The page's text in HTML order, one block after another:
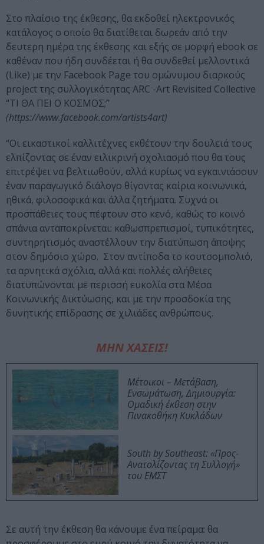
Στο πλαίσιο της έκθεσης, θα εκδοθεί ηλεκτρονικός
κατάλογος ο οποίο θα διατίθεται δωρεάν από την
δευτερη ημέρα της έκθεσης και εξής σε μορφή ebook σε
καθέναν που ήδη συνδέεται ή θα συνδεθεί μελλοντικά
(Like) με την Facebook Page του ομώνυμου διαρκούς
project της συλλογικότητας ARC -Art Revisited Collective
“ΤΙ ΘΑ ΠΕΙ Ο ΚΟΣΜΟΣ;”
(https://www.facebook.com/artists4art)
“Οι εικαστικοί καλλιτέχνες εκθέτουν την δουλειά τους
ελπίζοντας σε έναν ειλικρινή σχολιασμό που θα τους
επιτρέψει να βελτιωθούν, αλλά κυρίως να εγκαινιάσουν
έναν παραγωγικό διάλογο θίγοντας καίρια κοινωνικά,
ηθικά, φιλοσοφικά και άλλα ζητήματα. Συχνά οι
προσπάθειες τους πέφτουν στο κενό, καθώς το κοινό
σπάνια ανταποκρίνεται: καθωσπρεπισμοί, τυπικότητες,
συντηρητισμός αναστέλλουν την διατύπωση άποψης
στον δημόσιο χώρο. Στον αντίποδα το κουτσομπολιό,
τα αρνητικά σχόλια, αλλά και πολλές αλήθειες
διατυπώνονται με περισσή ευκολία στα Μέσα
Κοινωνικής Δικτύωσης, και με την προσδοκία της
δυνητικής επίδρασης σε χιλιάδες ανθρώπους.
ΜΗΝ ΧΑΣΕΙΣ!
Μέτοικοι – Μετάβαση,
Ενσωμάτωση, Δημιουργία:
Ομαδική έκθεση στην
Πινακοθήκη Κυκλάδων
South by Southeast: «Προς-
Ανατολίζοντας τη Συλλογή»
του ΕΜΣΤ
Σε αυτή την έκθεση θα κάνουμε ένα πείραμα: θα